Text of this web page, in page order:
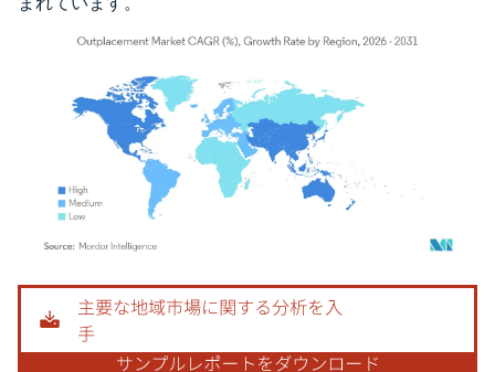
画像 © Mordor Intelligence。再利用にはCC BY 4.0の表示が必要です。